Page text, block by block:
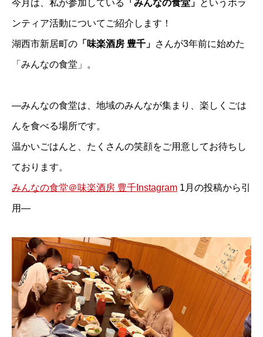
今月は、私が参加している 「みんなの食堂」 というボラ
ンティア活動についてご紹介します！
湖西市新居町の 「味楽酒房 豊千」 さんが3年前に始めた
「みんなの食堂」。
―みんなの食堂は、地域のみんなが集まり、楽しくごは
んを食べる場所です。
温かいごはんと、たくさんの笑顔をご用意してお待ちし
ております。
みんなの食堂＠味楽酒房 豊千Instagram 1月の投稿から引
用―